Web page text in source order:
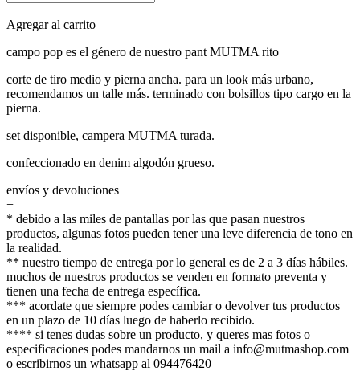
+
Agregar al carrito
campo pop es el género de nuestro pant MUTMA rito
corte de tiro medio y pierna ancha. para un look más urbano,
recomendamos un talle más. terminado con bolsillos tipo cargo en la
pierna.
set disponible, campera MUTMA turada.
confeccionado en denim algodón grueso.
envíos y devoluciones
+
* debido a las miles de pantallas por las que pasan nuestros
productos, algunas fotos pueden tener una leve diferencia de tono en
la realidad.
** nuestro tiempo de entrega por lo general es de 2 a 3 días hábiles.
muchos de nuestros productos se venden en formato preventa y
tienen una fecha de entrega específica.
*** acordate que siempre podes cambiar o devolver tus productos
en un plazo de 10 días luego de haberlo recibido.
**** si tenes dudas sobre un producto, y queres mas fotos o
especificaciones podes mandarnos un mail a info@mutmashop.com
o escribirnos un whatsapp al 094476420